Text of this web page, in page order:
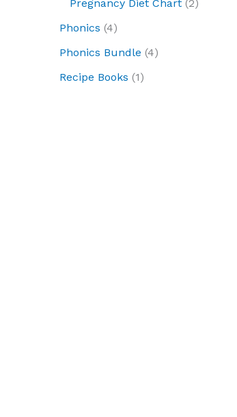
Pregnancy Diet Chart 2
Phonics 4
Phonics Bundle 4
Recipe Books 1